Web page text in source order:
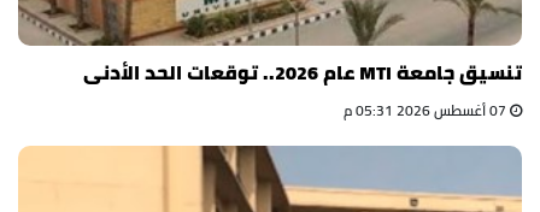
تنسيق جامعة MTI عام 2026.. توقعات الحد الأدنى